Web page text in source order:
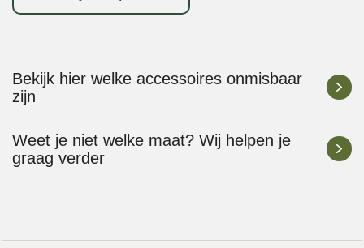
Bekijk hier welke accessoires onmisbaar
zijn
Weet je niet welke maat? Wij helpen je
graag verder